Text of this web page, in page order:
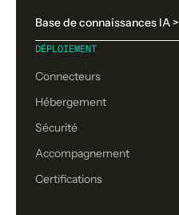
Base de connaissances IA >
DÉPLOIEMENT
Connecteurs
Hébergement
Sécurité
Accompagnement
Certifications